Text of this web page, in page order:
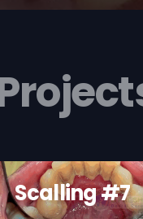
Scalling #7